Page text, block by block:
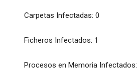
Carpetas Infectadas: 0
Ficheros Infectados: 1
Procesos en Memoria Infectados: